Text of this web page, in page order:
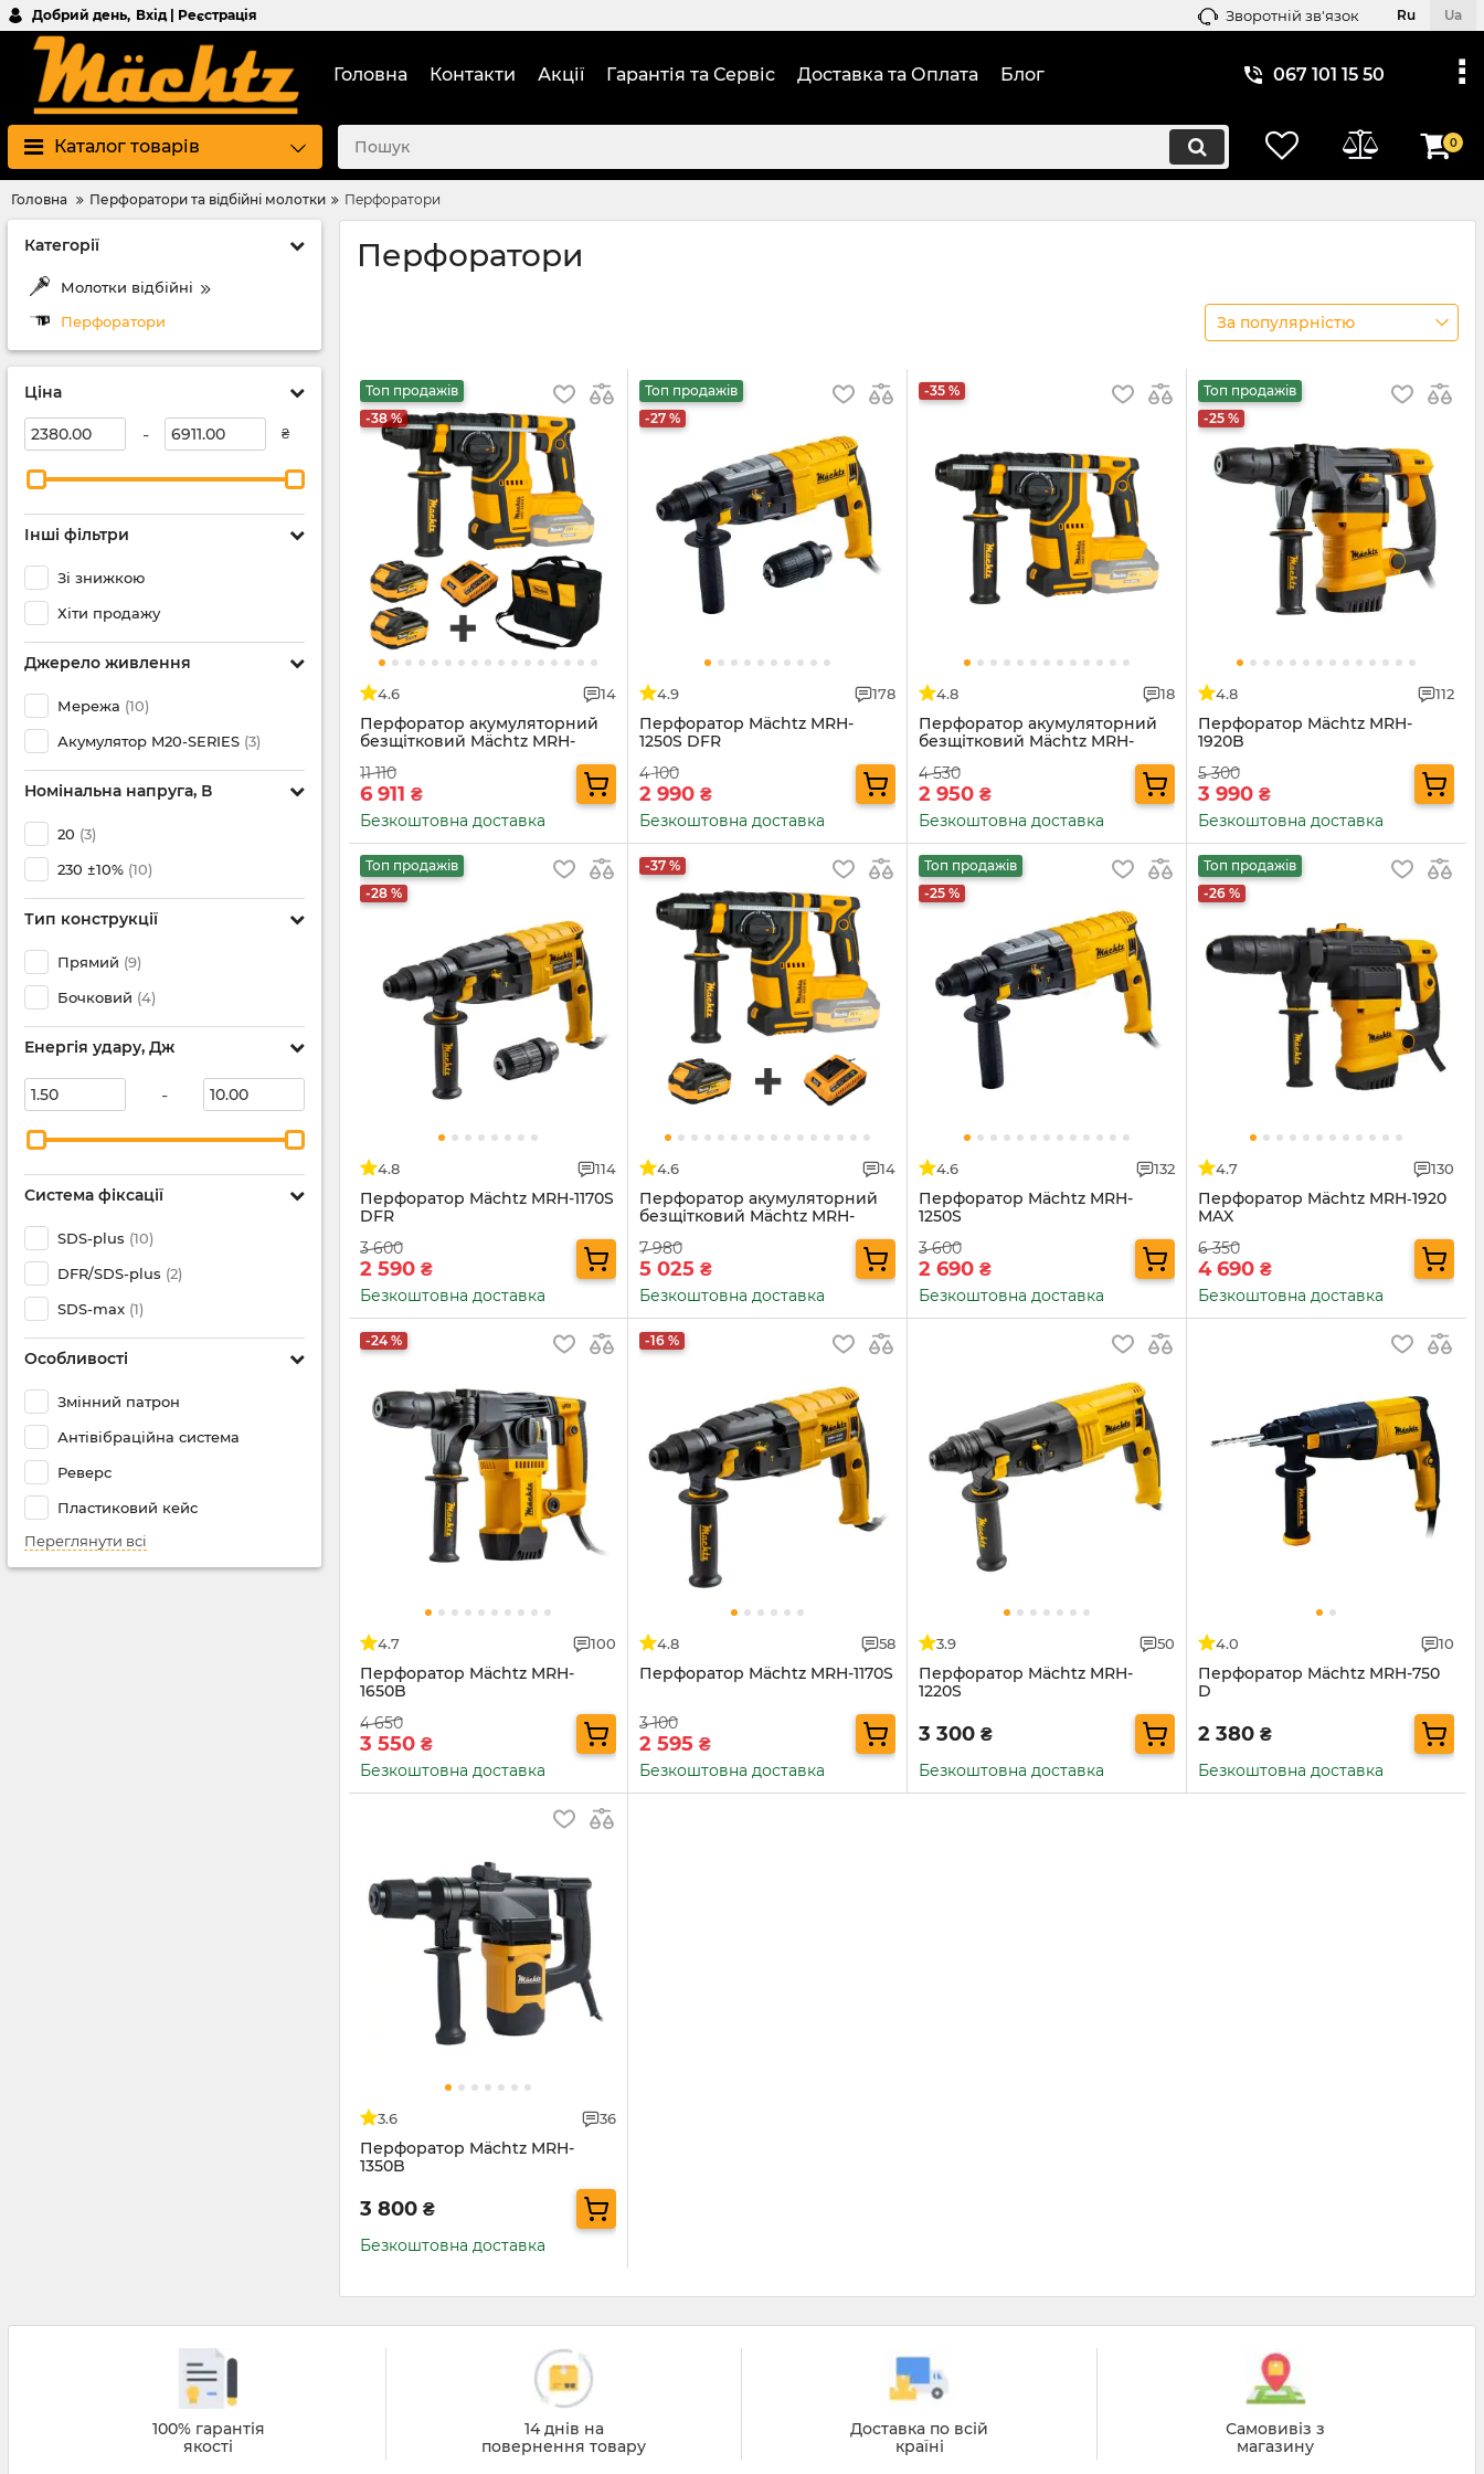
Добрий день, Вхід | Реєстрація Зворотній зв'язок Ru Ua
Головна Контакти Акції Гарантія та Сервіс Доставка та Оплата Блог 067 101 15 50
Каталог товарів 0
Головна Перфоратори та відбійні молотки Перфоратори
Категорії
Молотки відбійні
Перфоратори
Ціна
- ₴
Інші фільтри
Зі знижкою
Хіти продажу
Джерело живлення
Мережа (10)
Акумулятор M20-SERIES (3)
Номінальна напруга, В
20 (3)
230 ±10% (10)
Тип конструкції
Прямий (9)
Бочковий (4)
Енергія удару, Дж
-
Система фіксації
SDS-plus (10)
DFR/SDS-plus (2)
SDS-max (1)
Особливості
Змінний патрон
Антівібраційна система
Реверс
Пластиковий кейс
Переглянути всі
Перфоратори
За популярністю
Топ продажів
-38 %
4.6 14
Перфоратор акумуляторний
безщітковий Mächtz MRH-
4.0А+Сумка
11 110
6 911 ₴
Безкоштовна доставка
Топ продажів
-27 %
4.9 178
Перфоратор Mächtz MRH-
1250S DFR
4 100
2 990 ₴
Безкоштовна доставка
-35 %
4.8 18
Перфоратор акумуляторний
безщітковий Mächtz MRH-
4 530
2 950 ₴
Безкоштовна доставка
Топ продажів
-25 %
4.8 112
Перфоратор Mächtz MRH-
1920B
5 300
3 990 ₴
Безкоштовна доставка
Топ продажів
-28 %
4.8 114
Перфоратор Mächtz MRH-1170S
DFR
3 600
2 590 ₴
Безкоштовна доставка
-37 %
4.6 14
Перфоратор акумуляторний
безщітковий Mächtz MRH-
7 980
5 025 ₴
Безкоштовна доставка
Топ продажів
-25 %
4.6 132
Перфоратор Mächtz MRH-
1250S
3 600
2 690 ₴
Безкоштовна доставка
Топ продажів
-26 %
4.7 130
Перфоратор Mächtz MRH‑1920
MAX
6 350
4 690 ₴
Безкоштовна доставка
-24 %
4.7 100
Перфоратор Mächtz MRH-
1650B
4 650
3 550 ₴
Безкоштовна доставка
-16 %
4.8 58
Перфоратор Mächtz MRH-1170S
3 100
2 595 ₴
Безкоштовна доставка
3.9 50
Перфоратор Mächtz MRH-
1220S
3 300 ₴
Безкоштовна доставка
4.0 10
Перфоратор Mächtz MRH-750
D
2 380 ₴
Безкоштовна доставка
3.6 36
Перфоратор Mächtz MRH-
1350B
3 800 ₴
Безкоштовна доставка
100% гарантія
якості
14 днів на
повернення товару
Доставка по всій
країні
Самовивіз з
магазину